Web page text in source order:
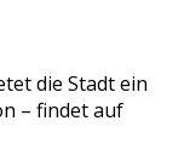
die Stadt ein
– findet auf